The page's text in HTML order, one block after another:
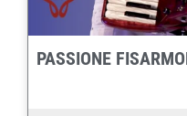
PASSIONE